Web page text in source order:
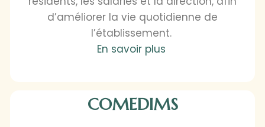
d’améliorer la vie quotidienne de
l’établissement.
En savoir plus
COMEDIMS